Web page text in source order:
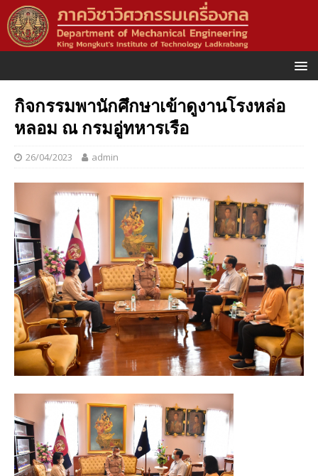
กิจกรรมพานักศึกษาเข้าดูงานโรงหล่อ
หลอม ณ กรมอู่ทหารเรือ
26/04/2023 admin